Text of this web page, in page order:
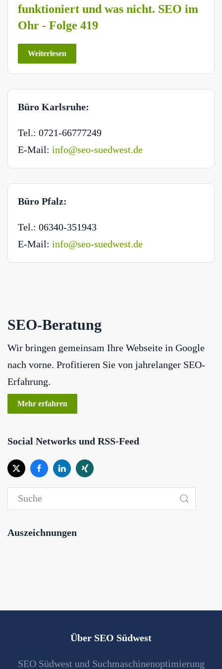
funktioniert und was nicht. SEO im
Ohr - Folge 419
Weiterlesen
Büro Karlsruhe:
Tel.: 0721-66777249
E-Mail: info@seo-suedwest.de
Büro Pfalz:
Tel.: 06340-351943
E-Mail: info@seo-suedwest.de
SEO-Beratung
Wir bringen gemeinsam Ihre Webseite in Google
nach vorne. Profitieren Sie von jahrelanger SEO-
Erfahrung.
Mehr erfahren
Social Networks und RSS-Feed
Auszeichnungen
Über SEO Südwest
SEO Südwest und Suchmaschinenoptimierung